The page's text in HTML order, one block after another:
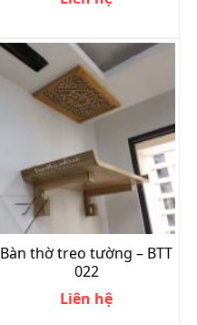
Bàn thờ treo tường – BTT
022
Liên hệ